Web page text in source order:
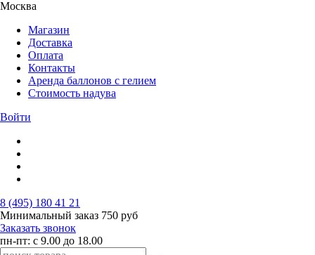
Москва
Магазин
Доставка
Оплата
Контакты
Аренда баллонов с гелием
Стоимость надува
Войти
8 (495) 180 41 21
Минимальный заказ 750 руб
Заказать звонок
пн-пт: с 9.00 до 18.00